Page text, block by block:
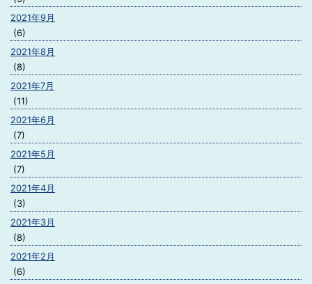
2021年9月
(6)
2021年8月
(8)
2021年7月
(11)
2021年6月
(7)
2021年5月
(7)
2021年4月
(3)
2021年3月
(8)
2021年2月
(6)